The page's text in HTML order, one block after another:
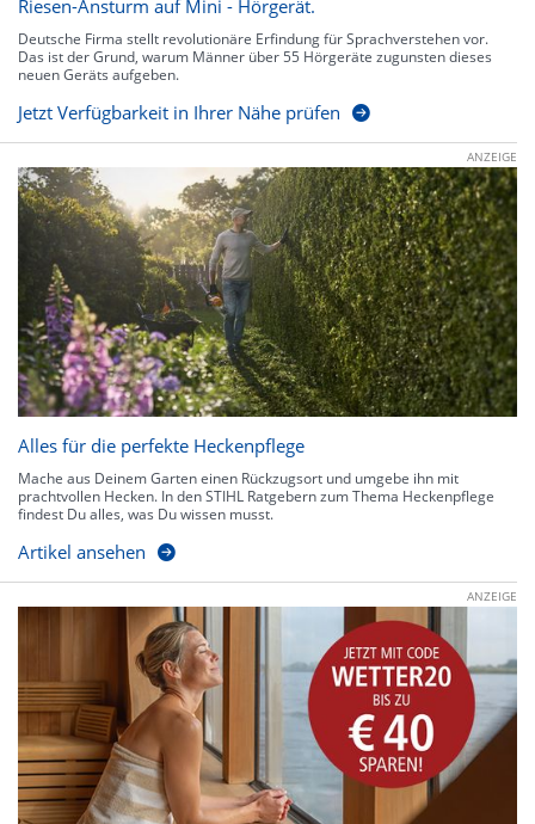
Riesen-Ansturm auf Mini - Hörgerät.
Deutsche Firma stellt revolutionäre Erfindung für Sprachverstehen vor.
Das ist der Grund, warum Männer über 55 Hörgeräte zugunsten dieses
neuen Geräts aufgeben.
Jetzt Verfügbarkeit in Ihrer Nähe prüfen
ANZEIGE
Alles für die perfekte Heckenpflege
Mache aus Deinem Garten einen Rückzugsort und umgebe ihn mit
prachtvollen Hecken. In den STIHL Ratgebern zum Thema Heckenpflege
findest Du alles, was Du wissen musst.
Artikel ansehen
ANZEIGE